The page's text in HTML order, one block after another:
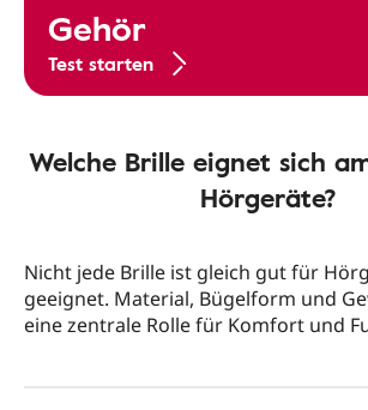
Gehör
Test starten
Welche Brille eignet sich
Hörgeräte?
Nicht jede Brille ist gleich gut für
geeignet. Material, Bügelform und
eine zentrale Rolle für Komfort und